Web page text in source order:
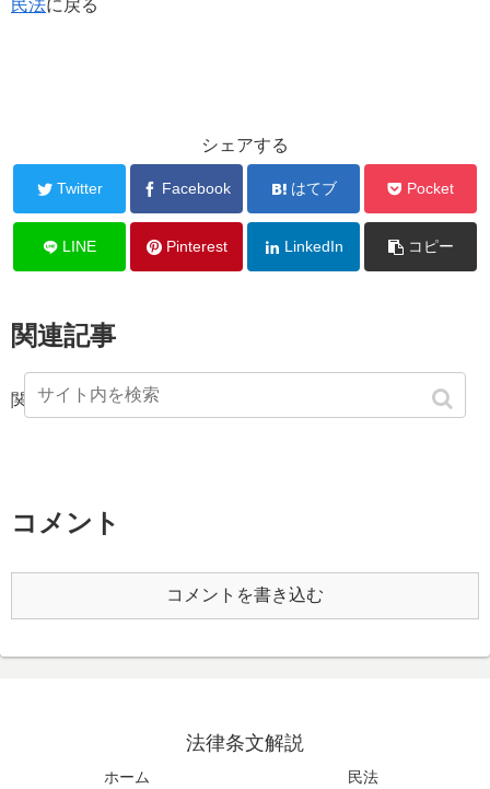
民法に戻る
シェアする
Twitter Facebook はてブ Pocket
LINE Pinterest LinkedIn コピー
関連記事
関連記事は見つかりませんでした。
コメント
コメントを書き込む
法律条文解説
ホーム 民法